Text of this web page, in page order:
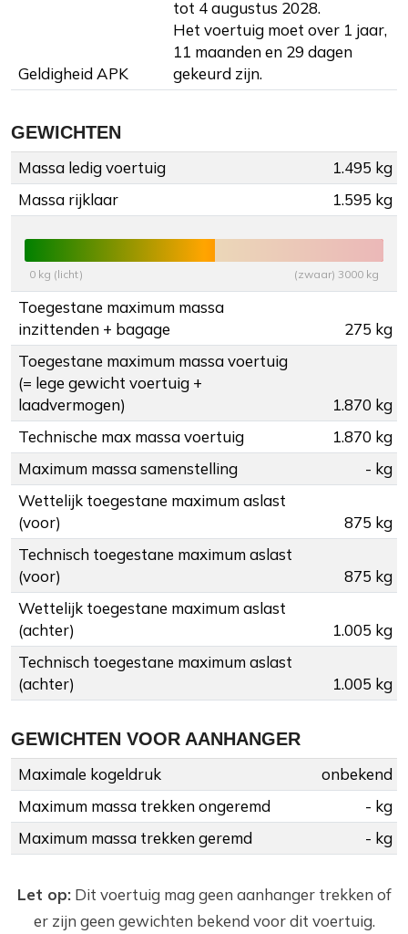
Geldigheid APK
tot 4 augustus 2028.
Het voertuig moet over 1 jaar,
11 maanden en 29 dagen
gekeurd zijn.
GEWICHTEN
Massa ledig voertuig
1.495 kg
Massa rijklaar
1.595 kg
0 kg (licht) (zwaar) 3000 kg
Toegestane maximum massa
inzittenden + bagage
275 kg
Toegestane maximum massa voertuig
(= lege gewicht voertuig +
laadvermogen)
1.870 kg
Technische max massa voertuig
1.870 kg
Maximum massa samenstelling
- kg
Wettelijk toegestane maximum aslast
(voor)
875 kg
Technisch toegestane maximum aslast
(voor)
875 kg
Wettelijk toegestane maximum aslast
(achter)
1.005 kg
Technisch toegestane maximum aslast
(achter)
1.005 kg
GEWICHTEN VOOR AANHANGER
Maximale kogeldruk
onbekend
Maximum massa trekken ongeremd
- kg
Maximum massa trekken geremd
- kg
Let op:Dit voertuig mag geen aanhanger trekken of
er zijn geen gewichten bekend voor dit voertuig.